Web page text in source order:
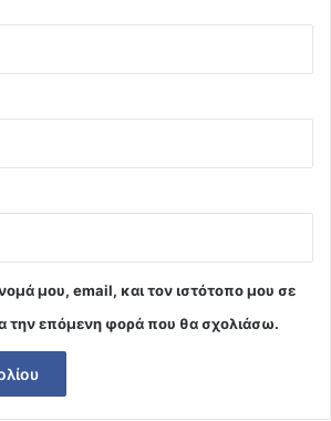
μου, email, και τον ιστότοπο μου σε
την επόμενη φορά που θα σχολιάσω.